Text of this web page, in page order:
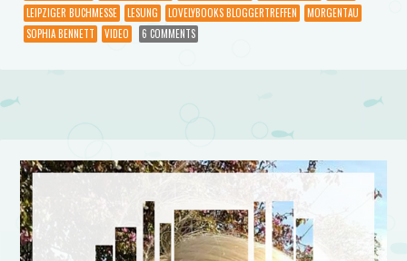
LEIPZIGER BUCHMESSE
LESUNG LOVELYBOOKS BLOGGERTREFFEN
MORGENTAU
SOPHIA BENNETT
VIDEO 6 COMMENTS
Post navigation